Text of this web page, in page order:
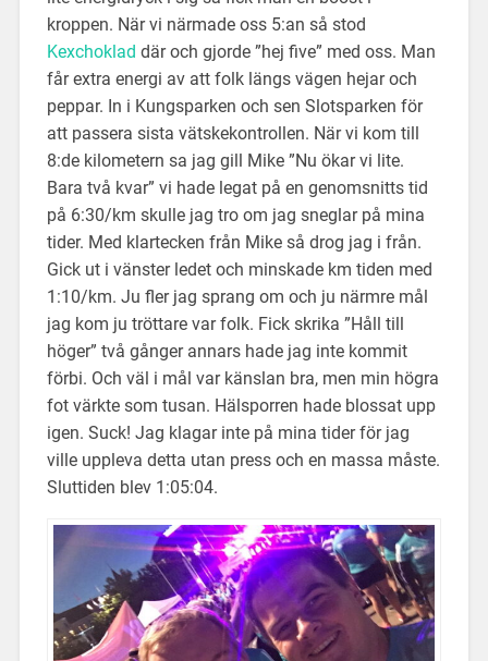
kroppen. När vi närmade oss 5:an så stod
Kexchoklad där och gjorde ”hej five” med oss. Man
får extra energi av att folk längs vägen hejar och
peppar. In i Kungsparken och sen Slotsparken för
att passera sista vätskekontrollen. När vi kom till
8:de kilometern sa jag gill Mike ”Nu ökar vi lite.
Bara två kvar” vi hade legat på en genomsnitts tid
på 6:30/km skulle jag tro om jag sneglar på mina
tider. Med klartecken från Mike så drog jag i från.
Gick ut i vänster ledet och minskade km tiden med
1:10/km. Ju fler jag sprang om och ju närmre mål
jag kom ju tröttare var folk. Fick skrika ”Håll till
höger” två gånger annars hade jag inte kommit
förbi. Och väl i mål var känslan bra, men min högra
fot värkte som tusan. Hälsporren hade blossat upp
igen. Suck! Jag klagar inte på mina tider för jag
ville uppleva detta utan press och en massa måste.
Sluttiden blev 1:05:04.